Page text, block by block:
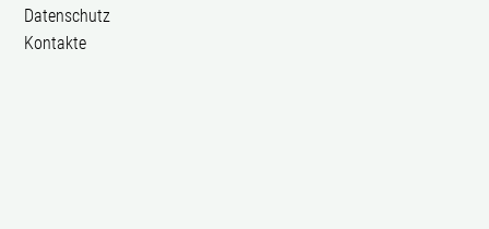
Datenschutz
Kontakte